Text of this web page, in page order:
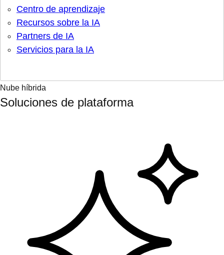
Centro de aprendizaje
Recursos sobre la IA
Partners de IA
Servicios para la IA
Nube híbrida
Soluciones de plataforma